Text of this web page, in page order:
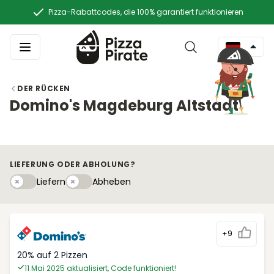
Pizza-Rabattcodes, die 100% garantiert funktionieren
DER RÜCKEN
Domino's Magdeburg Altstadt
LIEFERUNG ODER ABHOLUNG?
LiefernLiefernAbhebeny
Abheben
+9
20% auf 2 Pizzen
11 Mai 2025 aktualisiert, Code funktioniert!